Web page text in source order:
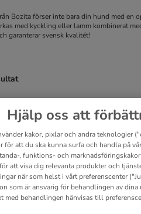
Bozita förser inte bara din hund med en
med kyckling eller lamm kombinerat
garanterar svensk kvalitét!
been changed
Hjälp oss att
kakor, pixlar och andra teknologier
för att du ska kunna surfa och handla på
, funktions- och
att visa dig relevanta produkter och
när som helst i vårt preferenscenter
som är ansvarig för behandlingen av
med behandlingen hänvisas till